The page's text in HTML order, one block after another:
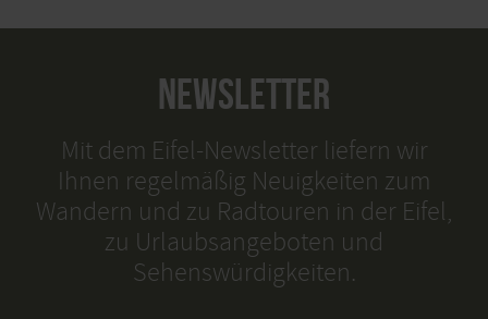
NEWSLETTER
Mit dem Eifel-Newsletter liefern wir
Ihnen regelmäßig Neuigkeiten zum
Wandern und zu Radtouren in der Eifel,
zu Urlaubsangeboten und
Sehenswürdigkeiten.